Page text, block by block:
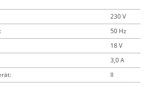
230 V
50 Hz
18 V
3,0 A
II